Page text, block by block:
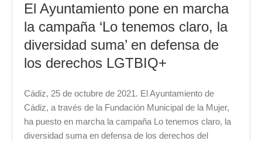
El Ayuntamiento pone en marcha
la campaña ‘Lo tenemos claro, la
diversidad suma’ en defensa de
los derechos LGTBIQ+
Cádiz, 25 de octubre de 2021. El Ayuntamiento de
Cádiz, a través de la Fundación Municipal de la Mujer,
ha puesto en marcha la campaña Lo tenemos claro, la
diversidad suma en defensa de los derechos del